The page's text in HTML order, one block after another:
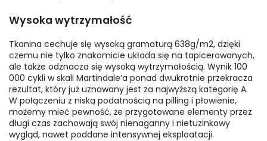
Wysoka wytrzymałość
Tkanina cechuje się wysoką gramaturą 638g/m2, dzięki
czemu nie tylko znakomicie układa się na tapicerowanych,
ale także odznacza się wysoką wytrzymałością. Wynik 100
000 cykli w skali Martindale’a ponad dwukrotnie przekracza
rezultat, który już uznawany jest za najwyższą kategorię A.
W połączeniu z niską podatnością na pilling i płowienie,
możemy mieć pewność, że przygotowane elementy przez
długi czas zachowają swój nienaganny i nietuzinkowy
wygląd, nawet poddane intensywnej eksploatacji.